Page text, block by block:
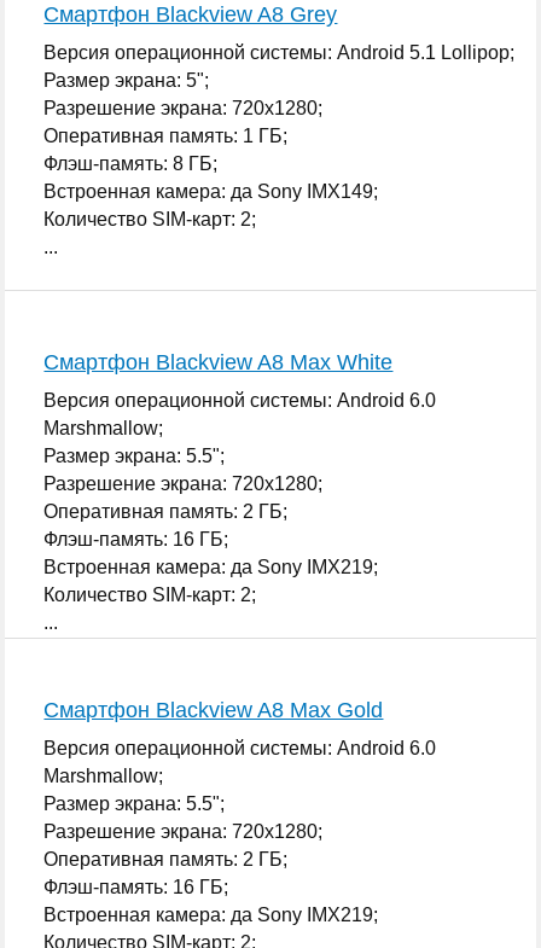
Смартфон Blackview A8 Grey
Версия операционной системы: Android 5.1 Lollipop;
Размер экрана: 5";
Разрешение экрана: 720x1280;
Оперативная память: 1 ГБ;
Флэш-память: 8 ГБ;
Встроенная камера: да Sony IMX149;
Количество SIM-карт: 2;
...
Смартфон Blackview A8 Max White
Версия операционной системы: Android 6.0
Marshmallow;
Размер экрана: 5.5";
Разрешение экрана: 720x1280;
Оперативная память: 2 ГБ;
Флэш-память: 16 ГБ;
Встроенная камера: да Sony IMX219;
Количество SIM-карт: 2;
...
Смартфон Blackview A8 Max Gold
Версия операционной системы: Android 6.0
Marshmallow;
Размер экрана: 5.5";
Разрешение экрана: 720x1280;
Оперативная память: 2 ГБ;
Флэш-память: 16 ГБ;
Встроенная камера: да Sony IMX219;
Количество SIM-карт: 2;